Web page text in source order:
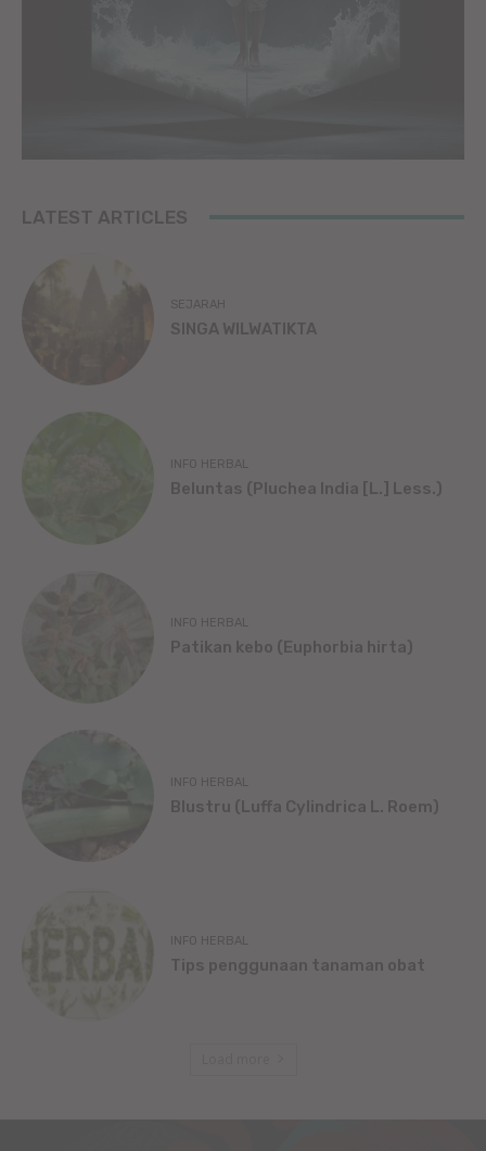
LATEST ARTICLES
SEJARAH
SINGA WILWATIKTA
INFO HERBAL
Beluntas (Pluchea India [L.] Less.)
INFO HERBAL
Patikan kebo (Euphorbia hirta)
INFO HERBAL
Blustru (Luffa Cylindrica L. Roem)
INFO HERBAL
Tips penggunaan tanaman obat